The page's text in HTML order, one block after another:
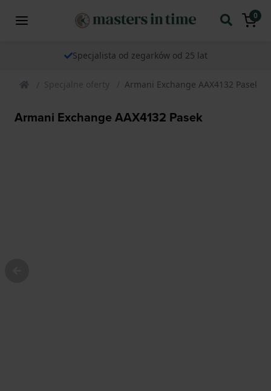
0
Specjalista od zegarków od 25 lat
Specjalne oferty Armani Exchange AAX4132 Pasek
Armani Exchange AAX4132 Pasek